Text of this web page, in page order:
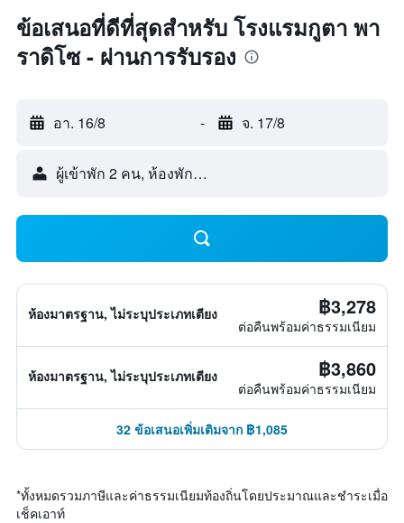
ข้อเสนอที่ดีที่สุดสำหรับ โรงแรมกูตา พา
ราดิโซ - ผ่านการรับรอง
อา. 16/8 - จ. 17/8
ผู้เข้าพัก 2 คน, ห้องพัก 1 ห้อง
ห้องมาตรฐาน, ไม่ระบุประเภทเตียง ฿3,278
ต่อคืนพร้อมค่าธรรมเนียม
ห้องมาตรฐาน, ไม่ระบุประเภทเตียง ฿3,860
ต่อคืนพร้อมค่าธรรมเนียม
32 ข้อเสนอเพิ่มเติมจาก ฿1,085
*ทั้งหมดรวมภาษีและค่าธรรมเนียมท้องถิ่นโดยประมาณและชำระเมื่อ
เช็คเอาท์